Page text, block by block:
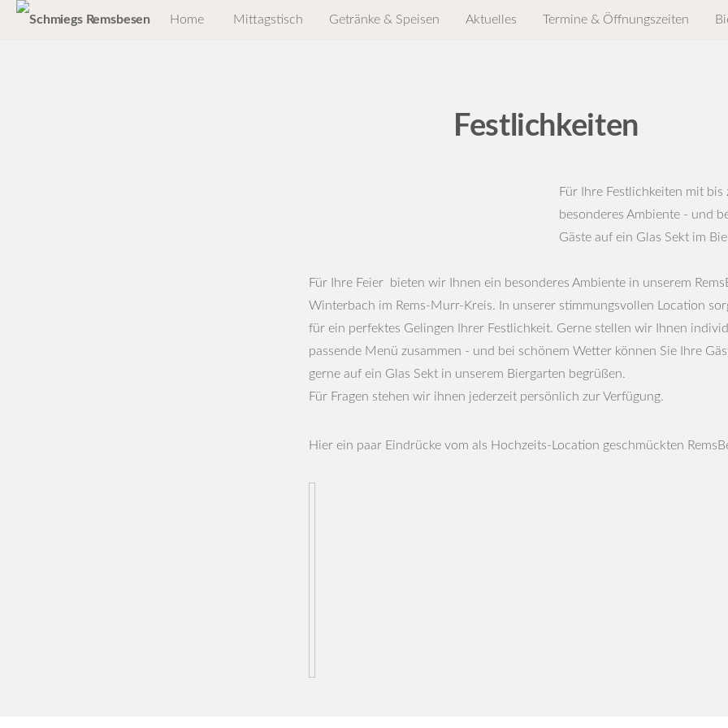
Home Mittagstisch Getränke & Speisen Aktuelles Termine & Öffnungszeiten
Festlichkeiten
Für Ihre Festlichkeiten mit
besonderes Ambiente - und
Gäste auf ein Glas Sekt im
Für Ihre Feier bieten wir Ihnen ein besonderes Ambiente in unserem
Winterbach im Rems-Murr-Kreis. In unserer stimmungsvollen Location
für ein perfektes Gelingen Ihrer Festlichkeit. Gerne stellen wir Ihnen
passende Menü zusammen - und bei schönem Wetter können Sie Ihre
gerne auf ein Glas Sekt in unserem Biergarten begrüßen.
Für Fragen stehen wir ihnen jederzeit persönlich zur Verfügung.
Hier ein paar Eindrücke vom als Hochzeits-Location geschmückten